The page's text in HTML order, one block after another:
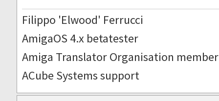
Filippo 'Elwood' Ferrucci
AmigaOS 4.x betatester
Amiga Translator Organisation member
ACube Systems support